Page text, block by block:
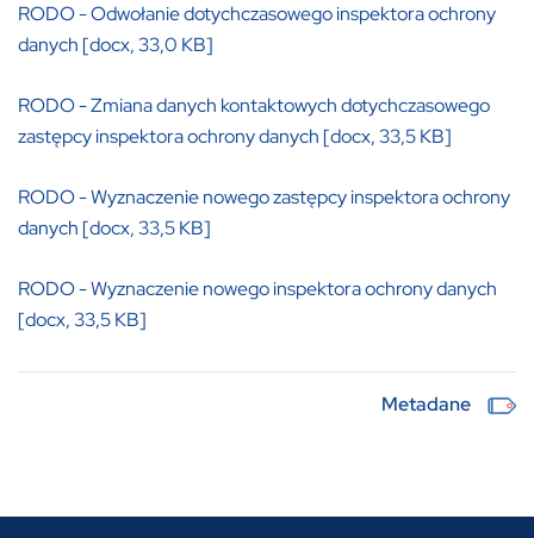
RODO - Odwołanie dotychczasowego inspektora ochrony
danych [docx, 33,0 KB]
RODO - Zmiana danych kontaktowych dotychczasowego
zastępcy inspektora ochrony danych [docx, 33,5 KB]
RODO - Wyznaczenie nowego zastępcy inspektora ochrony
danych [docx, 33,5 KB]
RODO - Wyznaczenie nowego inspektora ochrony danych
[docx, 33,5 KB]
Metadane